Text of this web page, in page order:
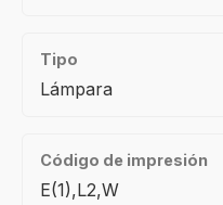
Tipo
Lámpara
Código de impresión
E(1),L2,W